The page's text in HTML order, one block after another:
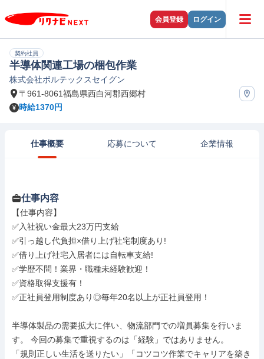
会員登録 ログイン
契約社員
半導体関連工場の梱包作業
株式会社ボルテックスセイグン
〒961-8061福島県西白河郡西郷村
時給1370円
仕事概要 応募について 企業情報
仕事内容
【仕事内容】
✅入社祝い金最大23万円支給
✅引っ越し代負担×借り上げ社宅制度あり!
✅借り上げ社宅入居者には自転車支給!
✅学歴不問！業界・職種未経験歓迎！
✅資格取得支援有！
✅正社員登用制度あり◎毎年20名以上が正社員登用！
半導体製品の需要拡大に伴い、物流部門での増員募集を行いま
す。 今回の募集で重視するのは「経験」ではありません。
「規則正しい生活を送りたい」「コツコツ作業でキャリアを築き